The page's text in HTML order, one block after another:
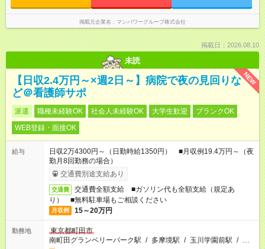
掲載元企業名 マンパワーグループ株式会社
掲載日：2026.08.10
未読
NEW
【日収2.4万円～×週2日～】病院で夜の見回りな
ど＠看護師サポ
派遣 職種未経験OK 社会人未経験OK 大学生歓迎
ブランクOK
WEB登録・面接OK
給与
日収2万4300円～（日勤時給1350円） ■月収例19.4万円～（夜
勤月8回勤務の場合）
交通費別途支給あり
交通費
交通費全額支給 ■ガソリン代も全額支給（規定あ
り） ■無料駐車場もご相談ください
月収例 15～20万円
勤務地
東京都町田市
南町田グランベリーパーク駅 / 多摩境駅 / 玉川学園前駅 / …